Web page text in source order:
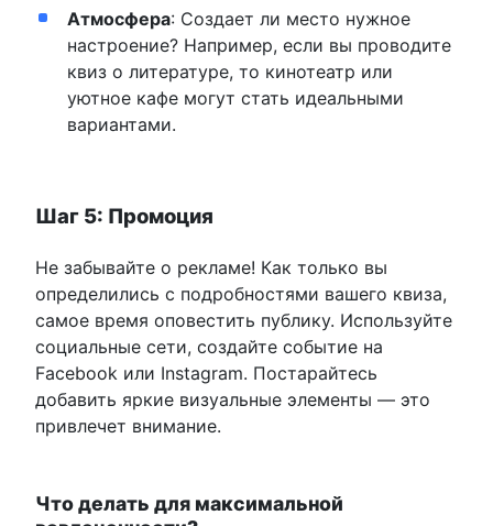
Атмосфера: Создает ли место нужное
настроение? Например, если вы проводите
квиз о литературе, то кинотеатр или
уютное кафе могут стать идеальными
вариантами.
Шаг 5: Промоция
Не забывайте о рекламе! Как только вы
определились с подробностями вашего квиза,
самое время оповестить публику. Используйте
социальные сети, создайте событие на
Facebook или Instagram. Постарайтесь
добавить яркие визуальные элементы — это
привлечет внимание.
Что делать для максимальной